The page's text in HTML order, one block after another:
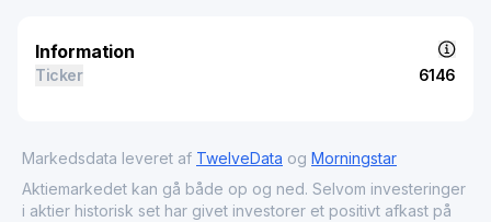
Information
Ticker 6146
Markedsdata leveret af TwelveData og Morningstar
Aktiemarkedet kan gå både op og ned. Selvom investeringer
i aktier historisk set har givet investorer et positivt afkast på